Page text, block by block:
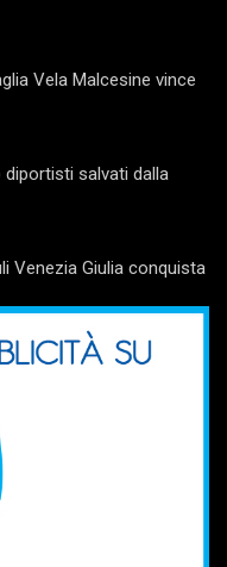
Vela Malcesine vince
diportisti salvati dalla
Venezia Giulia conquista